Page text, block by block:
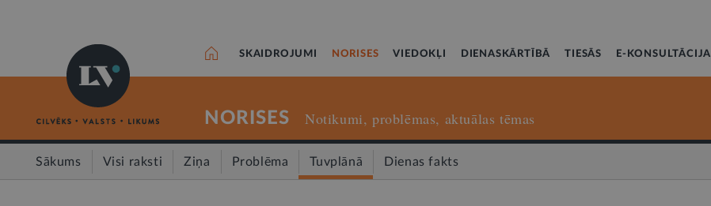
SKAIDROJUMI NORISES VIEDOKĻI DIENASKĀRTĪBĀ TIESĀS E-
NORISES Notikumi, problēmas, aktuālas tēmas
Sākums Visi raksti Ziņa Problēma Tuvplānā Dienas fakts